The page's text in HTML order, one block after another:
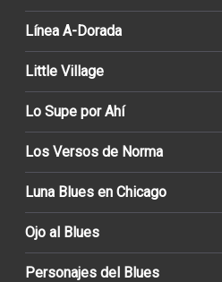
Línea A-Dorada
Little Village
Lo Supe por Ahí
Los Versos de Norma
Luna Blues en Chicago
Ojo al Blues
Personajes del Blues